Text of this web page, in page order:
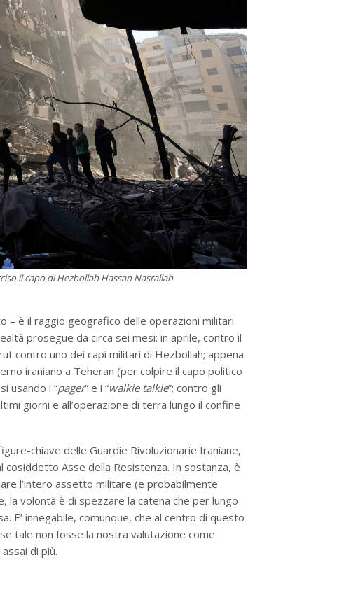
il capo di Hezbollah Hassan Nasrallah
– è il raggio geografico delle operazioni militari
prosegue da circa sei mesi: in aprile, contro il
contro uno dei capi militari di Hezbollah; appena
iraniano a Teheran (per colpire il capo politico
usando i “pager” e i “walkie talkie”; contro gli
giorni e all’operazione di terra lungo il confine
chiave delle Guardie Rivoluzionarie Iraniane,
Asse della Resistenza. In sostanza, è
l’intero assetto militare (e probabilmente
volontà è di spezzare la catena che per lungo
E’ innegabile, comunque, che al centro di questo
tale non fosse la nostra valutazione come
di più.